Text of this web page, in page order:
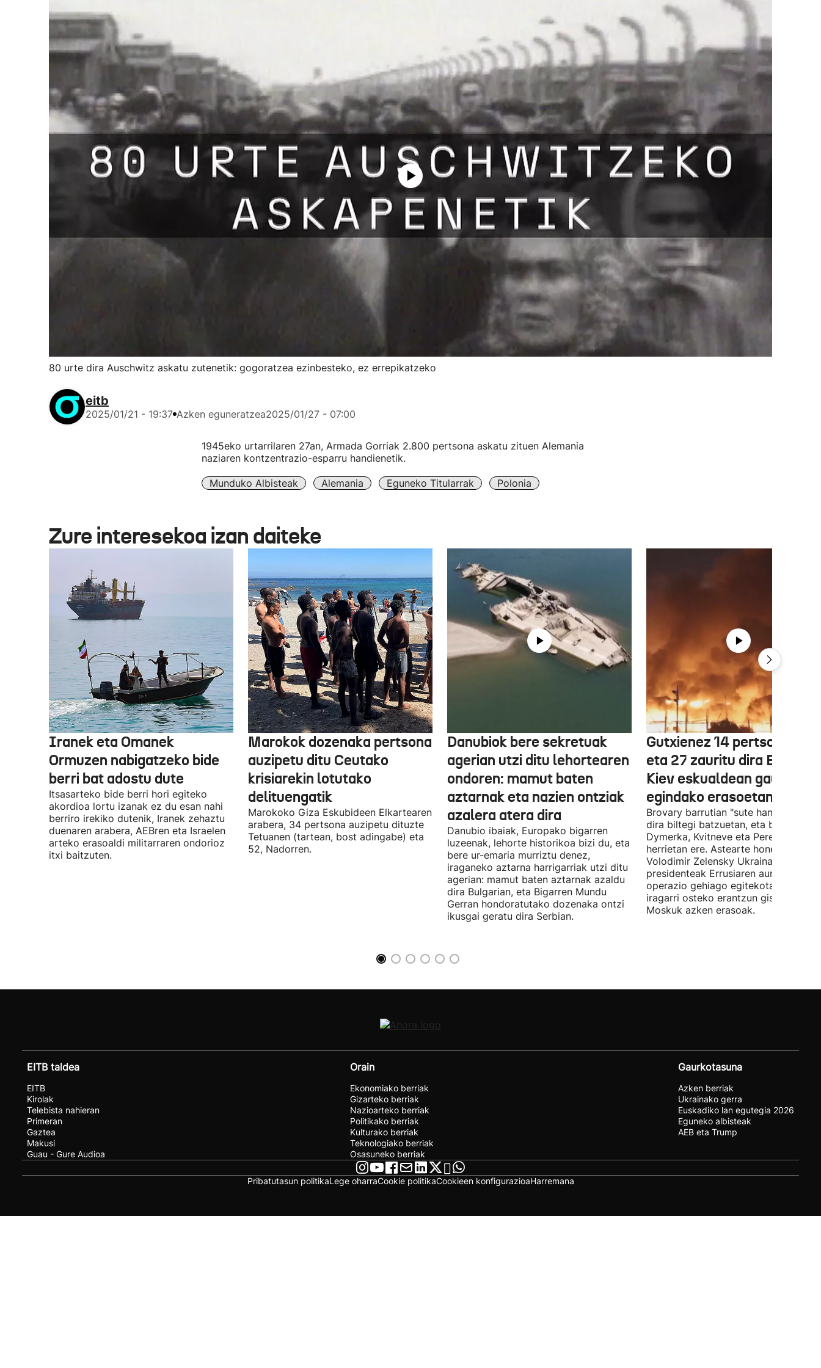
80 urte dira Auschwitz askatu zutenetik: gogoratzea ezinbesteko, ez errepikatzeko
eitb
2025/01/21 - 19:37 Azken eguneratzea2025/01/27 - 07:00
1945eko urtarrilaren 27an, Armada Gorriak 2.800 pertsona askatu zituen Alemania
naziaren kontzentrazio-esparru handienetik.
Munduko Albisteak Alemania Eguneko Titularrak Polonia
Zure interesekoa izan daiteke
Iranek eta Omanek
Ormuzen nabigatzeko bide
berri bat adostu dute
Itsasarteko bide berri hori egiteko
akordioa lortu izanak ez du esan nahi
berriro irekiko dutenik, Iranek zehaztu
duenaren arabera, AEBren eta Israelen
arteko erasoaldi militarraren ondorioz
itxi baitzuten.
Marokok dozenaka pertsona
auzipetu ditu Ceutako
krisiarekin lotutako
delituengatik
Marokoko Giza Eskubideen Elkartearen
arabera, 34 pertsona auzipetu dituzte
Tetuanen (tartean, bost adingabe) eta
52, Nadorren.
Danubiok bere sekretuak
agerian utzi ditu lehortearen
ondoren: mamut baten
aztarnak eta nazien ontziak
azalera atera dira
Danubio ibaiak, Europako bigarren
luzeenak, lehorte historikoa bizi du, eta
bere ur-emaria murriztu denez,
iraganeko aztarna harrigarriak utzi ditu
agerian: mamut baten aztarnak azaldu
dira Bulgarian, eta Bigarren Mundu
Gerran hondoratutako dozenaka ontzi
ikusgai geratu dira Serbian.
Gutxienez 14 pertsona hil
eta 27 zauritu dira Errusiak
Kiev eskualdean gauez
egindako erasoetan
Brovary barrutian "sute handiak" izan
dira biltegi batzuetan, eta baita
Dymerka, Kvitneve eta Peremoga
herrietan ere. Astearte honetan,
Volodimir Zelensky Ukrainako
presidenteak Errusiaren aurkako
operazio gehiago egitekotan zela
iragarri osteko erantzun gisa egin
Moskuk azken erasoak.
EITB taldea
EITB
Kirolak
Telebista nahieran
Primeran
Gaztea
Makusi
Guau - Gure Audioa
Orain
Ekonomiako berriak
Gizarteko berriak
Nazioarteko berriak
Politikako berriak
Kulturako berriak
Teknologiako berriak
Osasuneko berriak
Gaurkotasuna
Azken berriak
Ukrainako gerra
Euskadiko lan egutegia 2026
Eguneko albisteak
AEB eta Trump
Pribatutasun politikaLege oharraCookie politikaCookieen konfigurazioaHarremana